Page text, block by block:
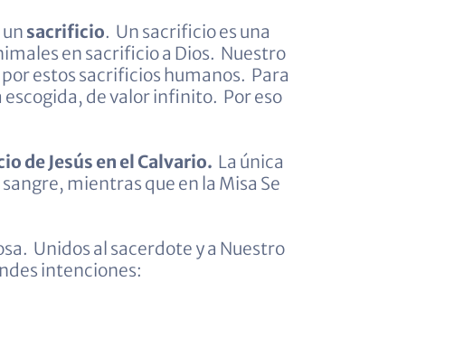
sacrificio. Un sacrificio es una
en sacrificio a Dios. Nuestro
estos sacrificios humanos. Para
de valor infinito. Por eso
de Jesús en el Calvario. La única
mientras que en la Misa Se
Unidos al sacerdote y a Nuestro
intenciones: